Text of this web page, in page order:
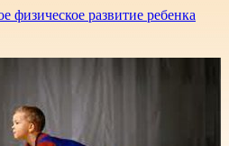
физическое развитие ребенка